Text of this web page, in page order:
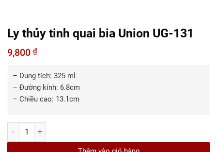
Ly thủy tinh quai bia Union UG-131
9,800 ₫
– Dung tích: 325 ml
– Đường kính: 6.8cm
– Chiều cao: 13.1cm
Số lượng